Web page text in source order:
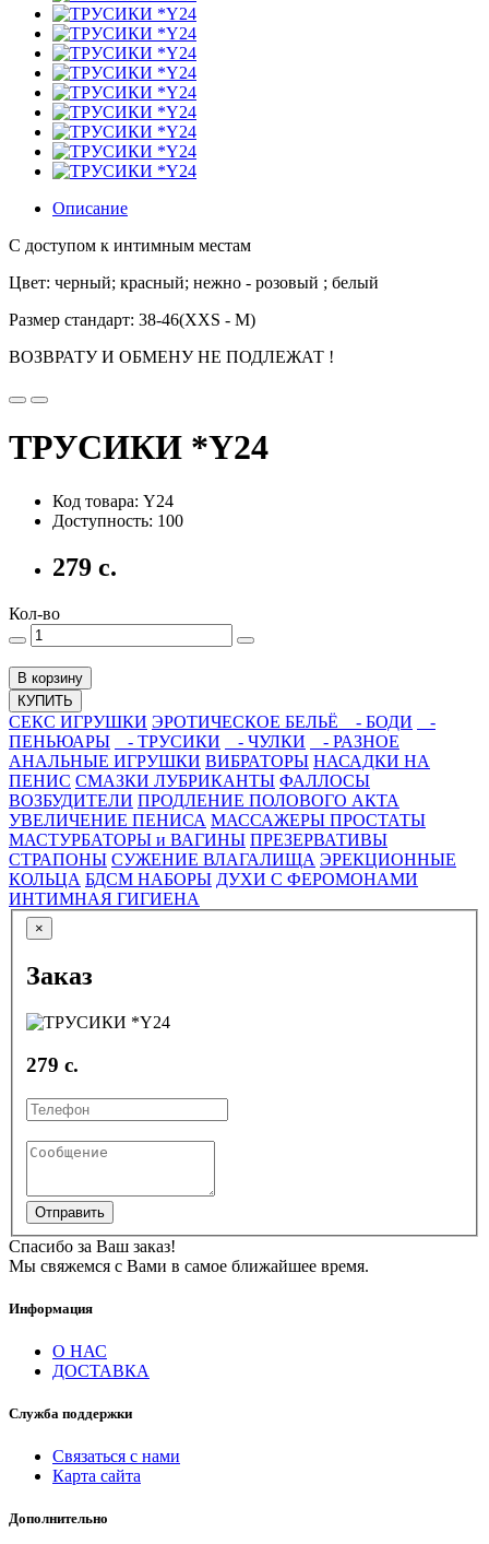
Описание
С доступом к интимным местам
Цвет: черный; красный; нежно - розовый ; белый
Размер стандарт: 38-46(XXS - М)
ВОЗВРАТУ И ОБМЕНУ НЕ ПОДЛЕЖАТ !
ТРУСИКИ *Y24
Код товара: Y24
Доступность: 100
279 с.
Кол-во
В корзину
КУПИТЬ
СЕКС ИГРУШКИ ЭРОТИЧЕСКОЕ БЕЛЬЁ - БОДИ
-
ПЕНЬЮАРЫ
- ТРУСИКИ - ЧУЛКИ
- РАЗНОЕ
АНАЛЬНЫЕ ИГРУШКИ ВИБРАТОРЫ НАСАДКИ НА
ПЕНИС СМАЗКИ ЛУБРИКАНТЫ ФАЛЛОСЫ
ВОЗБУДИТЕЛИ ПРОДЛЕНИЕ ПОЛОВОГО АКТА
УВЕЛИЧЕНИЕ ПЕНИСА МАССАЖЕРЫ ПРОСТАТЫ
МАСТУРБАТОРЫ и ВАГИНЫ ПРЕЗЕРВАТИВЫ
СТРАПОНЫ СУЖЕНИЕ ВЛАГАЛИЩА ЭРЕКЦИОННЫЕ
КОЛЬЦА БДСМ НАБОРЫ ДУХИ С ФЕРОМОНАМИ
ИНТИМНАЯ ГИГИЕНА
×
Заказ
279 с.
Отправить
Спасибо за Ваш заказ!
Мы свяжемся с Вами в самое ближайшее время.
Информация
О НАС
ДОСТАВКА
Служба поддержки
Связаться с нами
Карта сайта
Дополнительно